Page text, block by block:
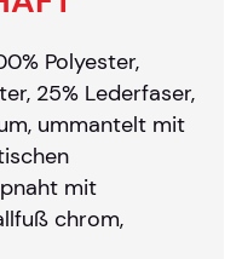
Polyester,
25% Lederfaser,
ummantelt mit
mit
chrom,